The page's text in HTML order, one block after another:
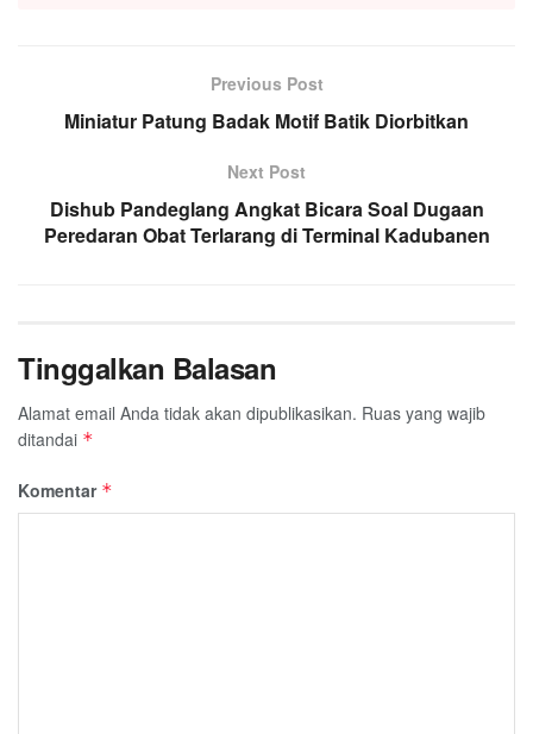
Previous Post
Miniatur Patung Badak Motif Batik Diorbitkan
Next Post
Dishub Pandeglang Angkat Bicara Soal Dugaan
Peredaran Obat Terlarang di Terminal Kadubanen
Tinggalkan Balasan
Alamat email Anda tidak akan dipublikasikan. Ruas yang wajib
ditandai *
Komentar *